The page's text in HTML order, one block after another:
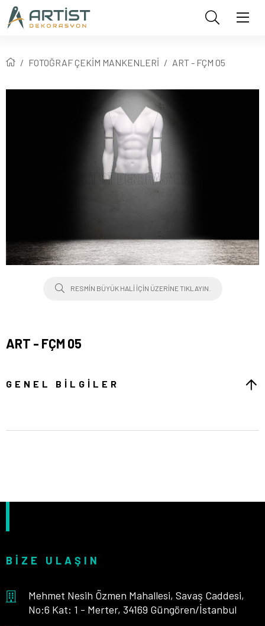
FOTOĞRAF ÇEKİM MANKENLERİ ART - FÇM 05
RESMIN BÜYÜK HALI IÇIN ÜZERINE TIKLAYIN.
ART - FÇM 05
GENEL BILGILER
BIZE ULAŞIN
Mehmet Nesih Özmen Mahallesi, Savaş Caddesi,
No:6 Kat: 1 - Merter, 34169 Güngören/İstanbul